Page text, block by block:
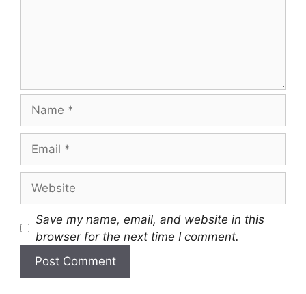
Save my name, email, and website in this
browser for the next time I comment.